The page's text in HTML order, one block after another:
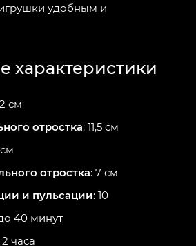
удобным и
характеристики
см
отростка: 11,5 см
отростка: 7 см
и пульсации: 10
40 минут
2 часа